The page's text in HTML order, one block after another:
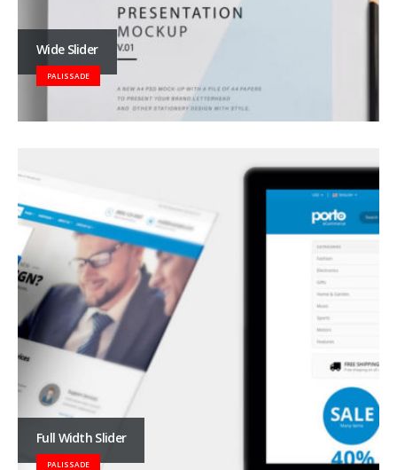
Wide Slider
PALISSADE
Full Width Slider
PALISSADE